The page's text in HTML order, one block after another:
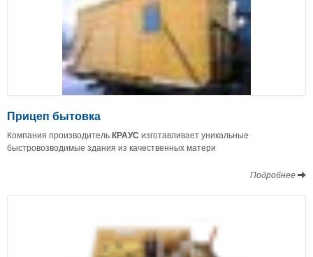
Прицеп бытовка
Компания производительКРАУС изготавливает уникальные
быстровозводимые здания из качественных матери
Подробнее